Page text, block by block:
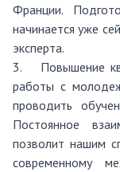
Франции.
начинается уже
эксперта.
3.
Повышение
работы с
проводить
Постоянное
позволит нашим
современному